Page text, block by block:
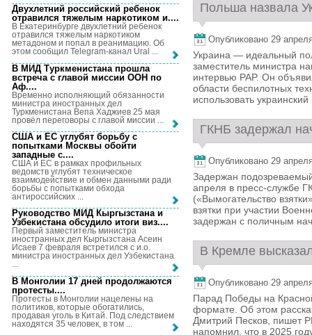
Польша назвала
Опубликовано 29
Украина — идеальный
заместитель министра
интервью PAP. Он
области беспилотных
использовать украинский
ГКНБ задержал
Опубликовано 29
Задержан
апреля в пресс-службе
(«Вымогательство
взятки при участии
задержан с поличным
В Кремле
Опубликовано 29
Парад Победы на
формате. Об этом
Дмитрий Песков, пишет
напомнил, что в 2025
Двухлетний российский ребенок
отравился тяжелым наркотиком и....
В Екатеринбурге двухлетний ребенок
отравился тяжелым наркотиком
метадоном и попал в реанимацию. Об
этом сообщил Telegram-канал Ural ...
В МИД Туркменистана прошла
встреча с главой миссии ООН по
Аф....
Временно исполняющий обязанности
министра иностранных дел
Туркменистана Вепа Хаджиев 25 мая
провёл переговоры с главой миссии ...
США и ЕС углубят борьбу с
попытками Москвы обойти
западные с....
США и ЕС в рамках профильных
ведомств углубят техническое
взаимодействие и обмен данными ради
борьбы с попытками обхода
антироссийских ...
Руководство МИД Кыргызстана и
Узбекистана обсудило итоги виз....
Первый заместитель министра
иностранных дел Кыргызстана Асеин
Исаев 7 февраля встретился с и.о.
министра иностранных дел Узбекистана
...
В Монголии 17 дней продолжаются
протесты....
Протесты в Монголии нацелены на
политиков, которые обогатились,
продавая уголь в Китай. Под следствием
находятся 35 человек, в том ...